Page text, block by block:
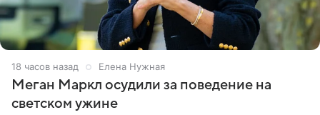
18 часов назад Елена Нужная
Меган Маркл осудили за поведение на
светском ужине